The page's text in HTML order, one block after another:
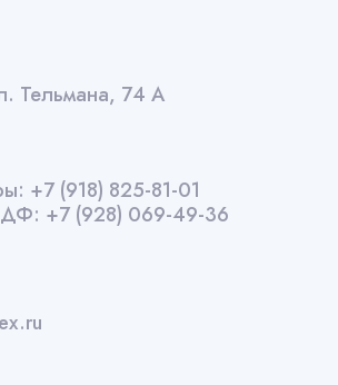
Тельмана, 74 А
+7 (918) 825-81-01
+7 (928) 069-49-36